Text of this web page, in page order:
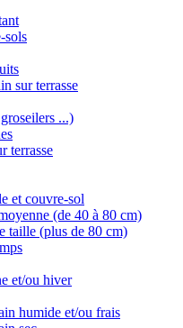
sols
sur terrasse
...)
terrasse
et couvre-sol
(de 40 à 80 cm)
taille (plus de 80 cm)
et/ou hiver
humide et/ou frais